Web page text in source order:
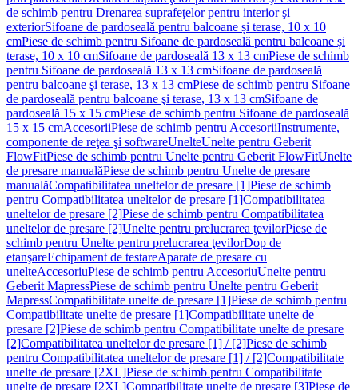
de schimb pentru Drenarea suprafeţelor pentru interior şi
exteriorSifoane de pardoseală pentru balcoane și terase, 10 x 10
cmPiese de schimb pentru Sifoane de pardoseală pentru balcoane și
terase, 10 x 10 cmSifoane de pardoseală 13 x 13 cmPiese de schimb
pentru Sifoane de pardoseală 13 x 13 cmSifoane de pardoseală
pentru balcoane şi terase, 13 x 13 cmPiese de schimb pentru Sifoane
de pardoseală pentru balcoane şi terase, 13 x 13 cmSifoane de
pardoseală 15 x 15 cmPiese de schimb pentru Sifoane de pardoseală
15 x 15 cmAccesoriiPiese de schimb pentru AccesoriiInstrumente,
componente de reţea şi softwareUnelteUnelte pentru Geberit
FlowFitPiese de schimb pentru Unelte pentru Geberit FlowFitUnelte
de presare manualăPiese de schimb pentru Unelte de presare
manualăCompatibilitatea uneltelor de presare [1]Piese de schimb
pentru Compatibilitatea uneltelor de presare [1]Compatibilitatea
uneltelor de presare [2]Piese de schimb pentru Compatibilitatea
uneltelor de presare [2]Unelte pentru prelucrarea ţevilorPiese de
schimb pentru Unelte pentru prelucrarea ţevilorDop de
etanşareEchipament de testareAparate de presare cu
unelteAccesoriuPiese de schimb pentru AccesoriuUnelte pentru
Geberit MapressPiese de schimb pentru Unelte pentru Geberit
MapressCompatibilitate unelte de presare [1]Piese de schimb pentru
Compatibilitate unelte de presare [1]Compatibilitate unelte de
presare [2]Piese de schimb pentru Compatibilitate unelte de presare
[2]Compatibilitatea uneltelor de presare [1] / [2]Piese de schimb
pentru Compatibilitatea uneltelor de presare [1] / [2]Compatibilitate
unelte de presare [2XL]Piese de schimb pentru Compatibilitate
unelte de presare [2XL]Compatibilitate unelte de presare [3]Piese de